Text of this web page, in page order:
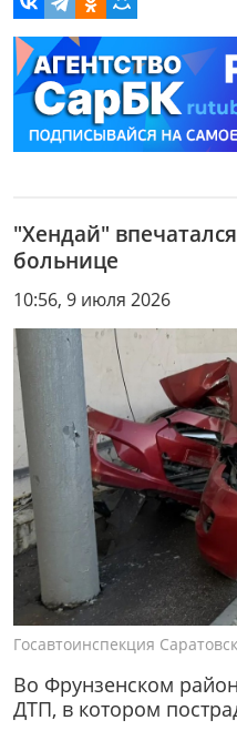
"Хендай"
больнице
10:56, 9 июля 2026
Госавтоинспекция
Во Фрунзенском
ДТП, в котором